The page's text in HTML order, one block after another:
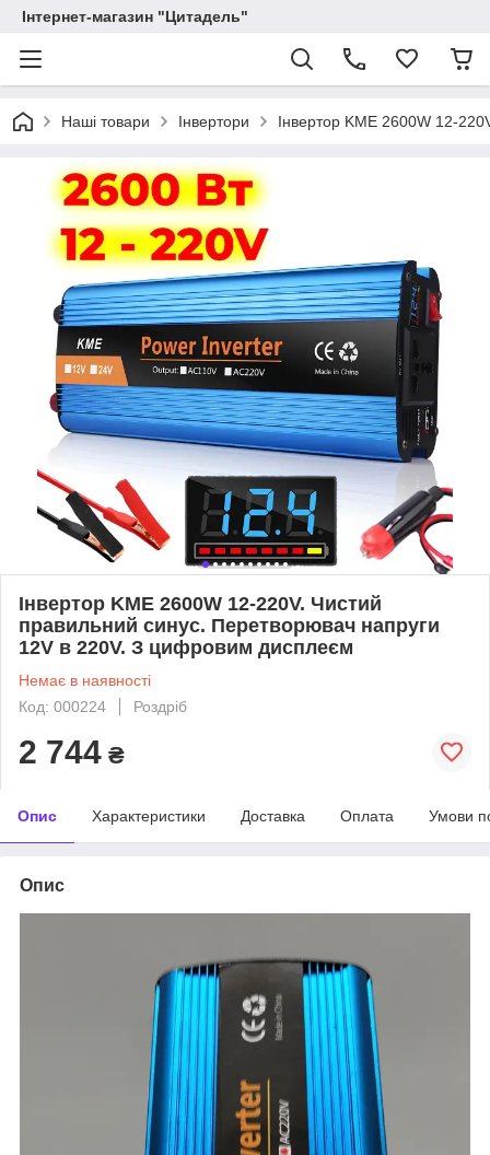
Інтернет-магазин "Цитадель"
Наші товари Інвертори Інвертор KME 2600W 12-
Інвертор KME 2600W 12-220V. Чистий
правильний синус. Перетворювач напруги
12V в 220V. З цифровим дисплеєм
Немає в наявності
Код: 000224
Роздріб
2 744 ₴
Опис Характеристики Доставка Оплата Умови
Опис